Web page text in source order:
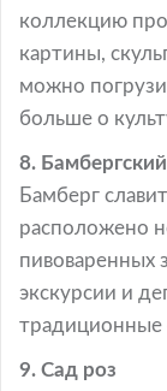
коллекцию
картины,
можно
больше о
8.
Бамберг
расположено
пивоваренных
экскурсии и
традиционные
9. Сад роз